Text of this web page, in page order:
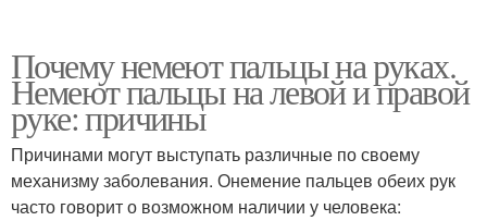
Почему немеют пальцы на руках.
Немеют пальцы на левой и правой
руке: причины
Причинами могут выступать различные по своему
механизму заболевания. Онемение пальцев обеих рук
часто говорит о возможном наличии у человека: